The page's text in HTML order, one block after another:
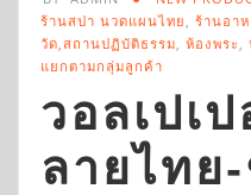
ร้านสปา นวดแผนไทย
ร้านอาห
วัด,สถานปฏิบัติธรรม ห้องพระ
แยกตามกลุ่มลูกค้า
วอลเปเ
ลายไทย